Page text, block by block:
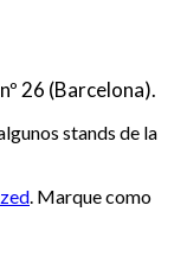
26 (Barcelona).
stands de la
. Marque como